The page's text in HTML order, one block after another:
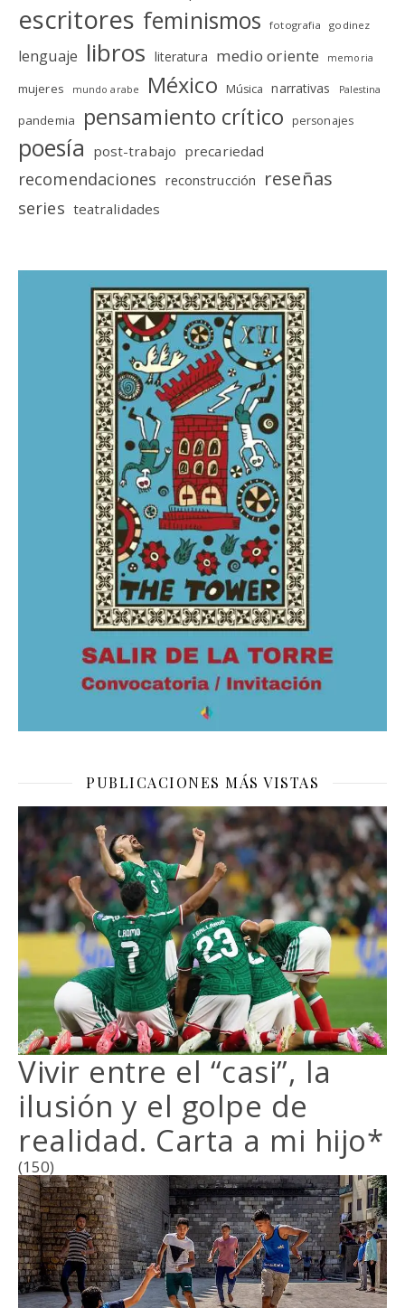
escritores feminismos fotografia godinez
lenguaje libros literatura medio oriente memoria
mujeres mundo arabe México Música narrativas Palestina
pandemia pensamiento crítico personajes
poesía post-trabajo precariedad
recomendaciones reconstrucción reseñas
series teatralidades
PUBLICACIONES MÁS VISTAS
Vivir entre el “casi”, la
ilusión y el golpe de
realidad. Carta a mi hijo*
(150)